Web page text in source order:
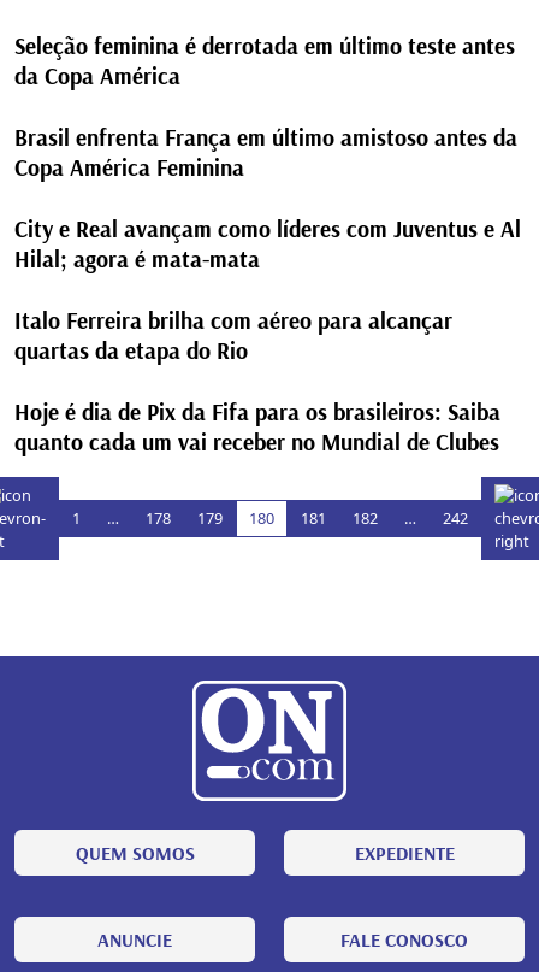
Seleção feminina é derrotada em último teste antes
da Copa América
Brasil enfrenta França em último amistoso antes da
Copa América Feminina
City e Real avançam como líderes com Juventus e Al
Hilal; agora é mata-mata
Italo Ferreira brilha com aéreo para alcançar
quartas da etapa do Rio
Hoje é dia de Pix da Fifa para os brasileiros: Saiba
quanto cada um vai receber no Mundial de Clubes
1 … 178 179 180 181 182 … 242
QUEM SOMOS EXPEDIENTE
ANUNCIE FALE CONOSCO